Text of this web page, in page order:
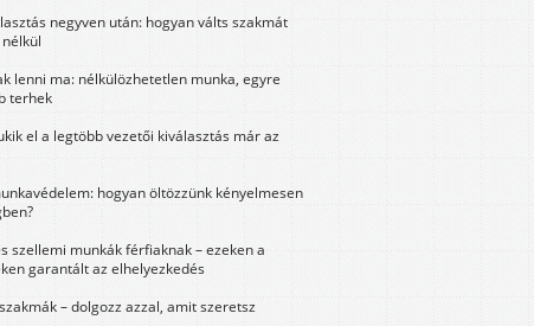
negyven után: hogyan válts szakmát
lenni ma: nélkülözhetetlen munka, egyre
terhek
el a legtöbb vezetői kiválasztás már az
hogyan öltözzünk kényelmesen
szellemi munkák férfiaknak – ezeken a
garantált az elhelyezkedés
– dolgozz azzal, amit szeretsz